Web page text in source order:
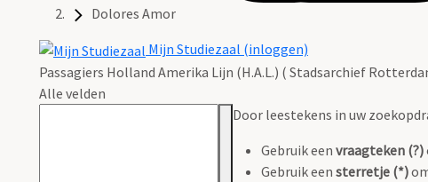
Dolores Amor
Mijn Studiezaal (inloggen)
Passagiers Holland Amerika Lijn (H.A.L.) ( Stadsarchief
Alle velden
Door leestekens in uw
Gebruik een vraagteken (?)
Gebruik een sterretje (*)